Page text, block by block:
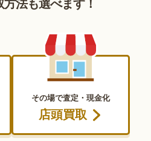
その場で査定・現金化
店頭買取